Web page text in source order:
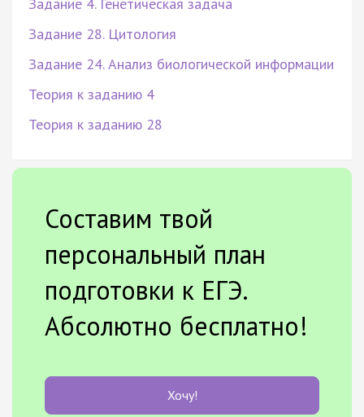
Задание 28. Цитология
Задание 24. Анализ биологической информации
Теория к заданию 4
Теория к заданию 28
Составим твой
персональный план
подготовки к ЕГЭ.
Абсолютно бесплатно!
Хочу!